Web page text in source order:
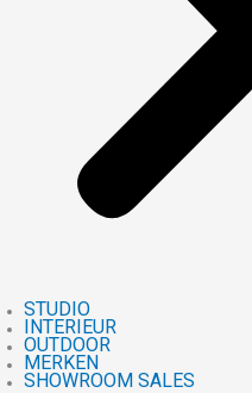
STUDIO
INTERIEUR
OUTDOOR
MERKEN
SHOWROOM SALES